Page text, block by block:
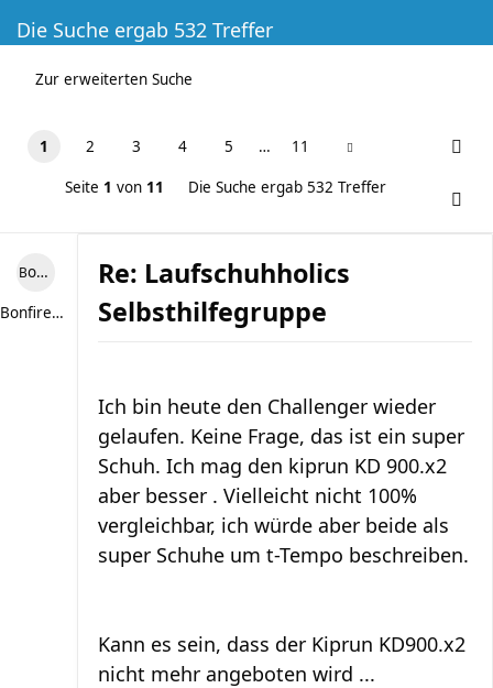
Die Suche ergab 532 Treffer
Zur erweiterten Suche
1 2 3 4 5 … 11
Seite 1 von 11 Die Suche ergab 532 Treffer
Bonfire307
Bonfire307
Re: Laufschuhholics
Selbsthilfegruppe
Ich bin heute den Challenger wieder
gelaufen. Keine Frage, das ist ein super
Schuh. Ich mag den kiprun KD 900.x2
aber besser . Vielleicht nicht 100%
vergleichbar, ich würde aber beide als
super Schuhe um t-Tempo beschreiben.
Kann es sein, dass der Kiprun KD900.x2
nicht mehr angeboten wird ...